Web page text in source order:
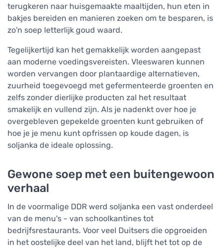
terugkeren naar huisgemaakte maaltijden, hun eten in
bakjes bereiden en manieren zoeken om te besparen, is
zo'n soep letterlijk goud waard.
Tegelijkertijd kan het gemakkelijk worden aangepast
aan moderne voedingsvereisten. Vleeswaren kunnen
worden vervangen door plantaardige alternatieven,
zuurheid toegevoegd met gefermenteerde groenten en
zelfs zonder dierlijke producten zal het resultaat
smakelijk en vullend zijn. Als je nadenkt over hoe je
overgebleven gepekelde groenten kunt gebruiken of
hoe je je menu kunt opfrissen op koude dagen, is
soljanka de ideale oplossing.
Gewone soep met een buitengewoon
verhaal
In de voormalige DDR werd soljanka een vast onderdeel
van de menu's - van schoolkantines tot
bedrijfsrestaurants. Voor veel Duitsers die opgroeiden
in het oostelijke deel van het land, blijft het tot op de